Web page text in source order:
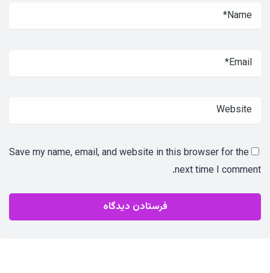
Save my name, email, and website in this browser for the
next time I comment.